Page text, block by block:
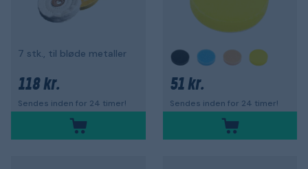
7 stk., til bløde metaller
118 kr.
Sendes inden for 24 timer!
51 kr.
Sendes inden for 24 timer!